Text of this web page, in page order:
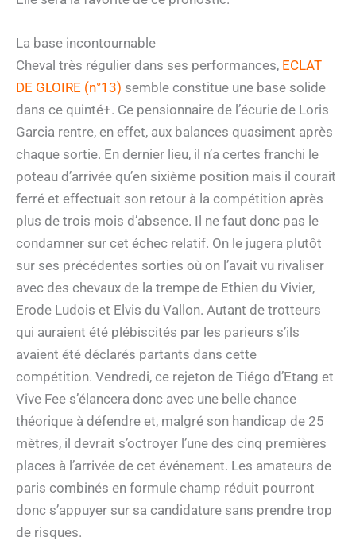
La base incontournable
Cheval très régulier dans ses performances, ECLAT
DE GLOIRE (n°13) semble constitue une base solide
dans ce quinté+. Ce pensionnaire de l’écurie de Loris
Garcia rentre, en effet, aux balances quasiment après
chaque sortie. En dernier lieu, il n’a certes franchi le
poteau d’arrivée qu’en sixième position mais il courait
ferré et effectuait son retour à la compétition après
plus de trois mois d’absence. Il ne faut donc pas le
condamner sur cet échec relatif. On le jugera plutôt
sur ses précédentes sorties où on l’avait vu rivaliser
avec des chevaux de la trempe de Ethien du Vivier,
Erode Ludois et Elvis du Vallon. Autant de trotteurs
qui auraient été plébiscités par les parieurs s’ils
avaient été déclarés partants dans cette
compétition. Vendredi, ce rejeton de Tiégo d’Etang et
Vive Fee s’élancera donc avec une belle chance
théorique à défendre et, malgré son handicap de 25
mètres, il devrait s’octroyer l’une des cinq premières
places à l’arrivée de cet événement. Les amateurs de
paris combinés en formule champ réduit pourront
donc s’appuyer sur sa candidature sans prendre trop
de risques.